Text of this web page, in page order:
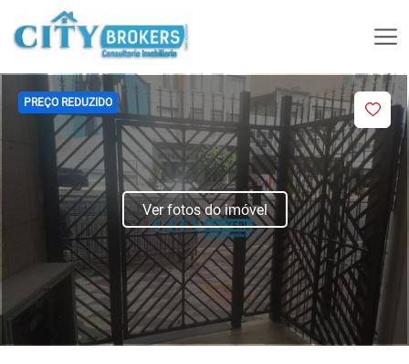
PREÇO REDUZIDO
Ver fotos do imóvel